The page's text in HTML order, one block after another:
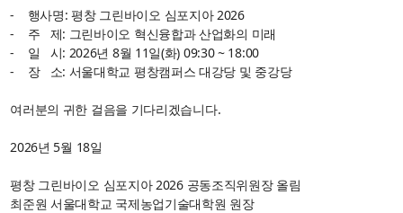
- 행사명: 평창 그린바이오 심포지아 2026
- 주 제: 그린바이오 혁신융합과 산업화의 미래
- 일 시: 2026년 8월 11일(화) 09:30 ~ 18:00
- 장 소: 서울대학교 평창캠퍼스 대강당 및 중강당
여러분의 귀한 걸음을 기다리겠습니다.
2026년 5월 18일
평창 그린바이오 심포지아 2026 공동조직위원장 올림
최준원 서울대학교 국제농업기술대학원 원장